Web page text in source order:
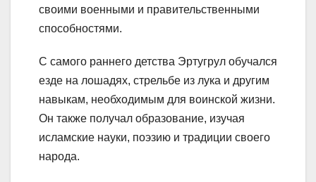
своими военными и правительственными
способностями.
С самого раннего детства Эртугрул обучался
езде на лошадях, стрельбе из лука и другим
навыкам, необходимым для воинской жизни.
Он также получал образование, изучая
исламские науки, поэзию и традиции своего
народа.